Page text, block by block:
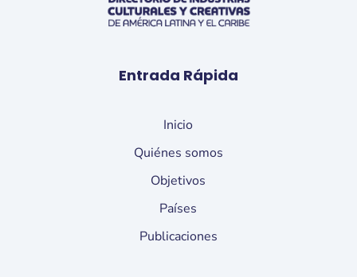
Entrada Rápida
Inicio
Quiénes somos
Objetivos
Países
Publicaciones